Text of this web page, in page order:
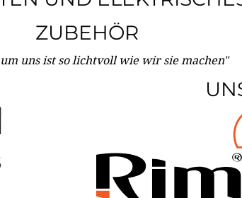
ZUBEHÖR
uns ist so lichtvoll wie wir sie machen"